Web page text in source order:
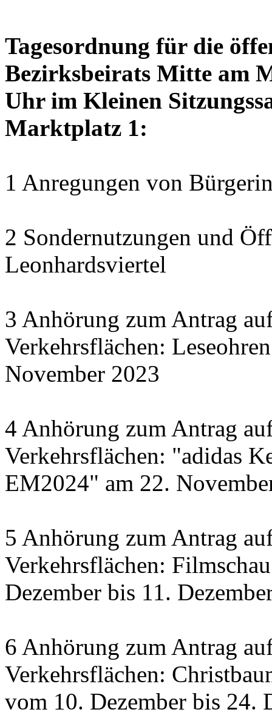
Tagesordnung für die
Bezirksbeirats Mitte am
Uhr im Kleinen
Marktplatz 1:
1 Anregungen von
2 Sondernutzungen und
Leonhardsviertel
3 Anhörung zum Antrag
Verkehrsflächen:
November 2023
4 Anhörung zum Antrag
Verkehrsflächen: "adidas
EM2024" am 22.
5 Anhörung zum Antrag
Verkehrsflächen:
Dezember bis 11.
6 Anhörung zum Antrag
Verkehrsflächen:
vom 10. Dezember bis 24.